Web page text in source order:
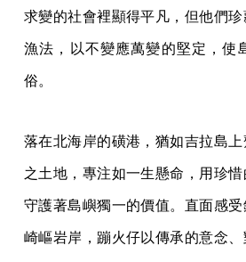
求變的社會裡顯得平凡，但他們
漁法，以不變應萬變的堅定，使
俗。
落在北海岸的磺港，猶如吉拉島
之土地，專注如一生懸命，用珍惜
守護著島嶼獨一的價值。直面感
崎嶇岩岸，蹦火仔以傳承的意念